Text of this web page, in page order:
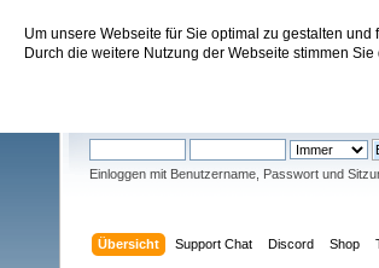
Um unsere Webseite für Sie optimal zu gestalten
Durch die weitere Nutzung der Webseite stimmen
Sundtek Support
Einloggen mit Benutzername, Passwort und
Übersicht Support Chat Discord Shop